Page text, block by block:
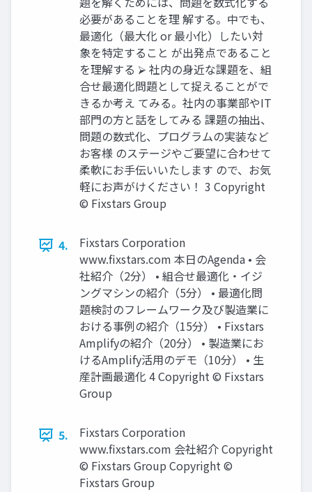
必要があることを理 解する。中でも、
最適化（最大化 or 最小化）したい対
象を特定すること が出発点であること
を理解する ⮚ 社内の身近な課題を、組
合せ最適化問題として捉えることがで
きるか考え てみる。社内の事業部やIT
部門の方と話をしてみる 課題の抽出、
問題の数式化、プログラムの実装など
お客様 のステージやご要望に合わせて
柔軟にお手伝いいたします ので、お気
軽にお声がけください！ 3 Copyright
© Fixstars Group
4.
Fixstars Corporation
www.fixstars.com 本日のAgenda • 会
社紹介（2分） • 組合せ最適化・イジ
ングマシンの紹介（5分） • 最適化問
題検討のフレームワーク及び製造業に
おける事例の紹介（15分） • Fixstars
Amplifyの紹介（20分） • 製造業にお
けるAmplify活用のデモ（10分） • 生
産計画最適化 4 Copyright © Fixstars
Group
5.
Fixstars Corporation
www.fixstars.com 会社紹介 Copyright
© Fixstars Group Copyright ©
Fixstars Group